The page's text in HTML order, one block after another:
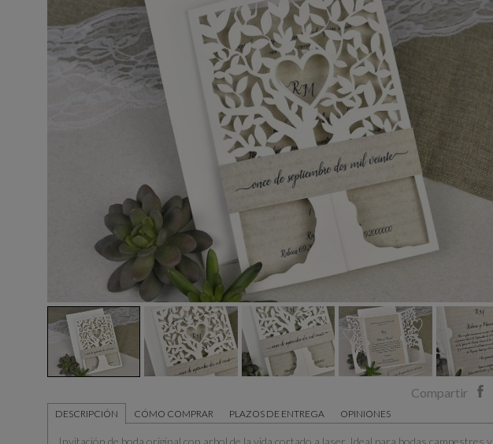
Compartir
DESCRIPCIÓN CÓMO COMPRAR PLAZOS DE ENTREGA OPINIONES
Invitación de boda original con arbol de la vida cortado a laser. Ideal para bodas campestres y